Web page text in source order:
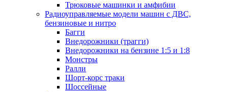
Трюковые машинки и амфибии
Радиоуправляемые модели машин с ДВС,
бензиновые и нитро
Багги
Внедорожники (трагги)
Внедорожники на бензине 1:5 и 1:8
Монстры
Ралли
Шорт-корс траки
Шоссейные